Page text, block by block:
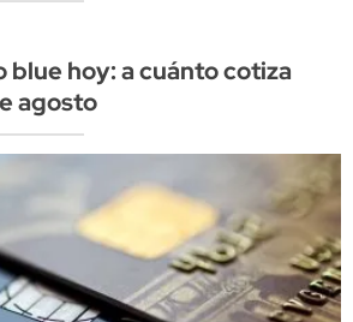
blue hoy: a cuánto cotiza
agosto